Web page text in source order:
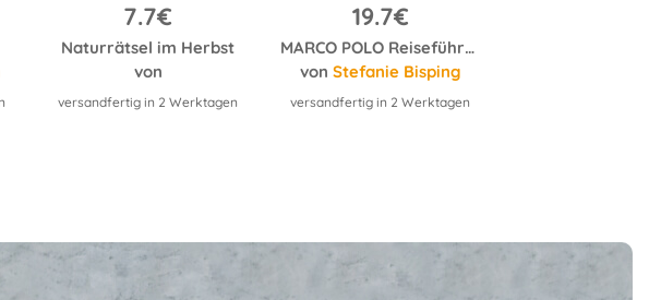
7.7€
Naturrätsel im Herbst
von
versandfertig in 2 Werktagen
19.7€
MARCO POLO Reiseführer Französische Atlantikküste
von Stefanie Bisping
versandfertig in 2 Werktagen